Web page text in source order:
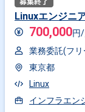
Linuxエンジニ
700,000円/
業務委託(フ
東京都
Linux
インフラエン
その他開発言語・
Java SQL
その他の職種から
サーバーサイド
インフラエン